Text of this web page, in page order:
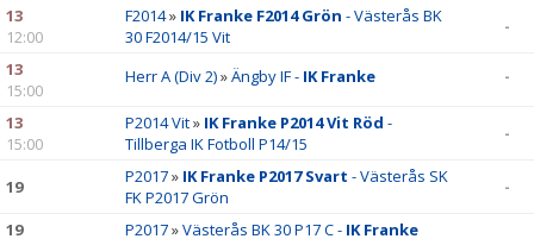
13
12:00
F2014» IK Franke F2014 Grön - Västerås BK
30 F2014/15 Vit
-
13
15:00
Herr A (Div 2)»Ängby IF - IK Franke -
13
15:00
P2014 Vit» IK Franke P2014 Vit Röd -
Tillberga IK Fotboll P14/15
-
19 P2017» IK Franke P2017 Svart - Västerås SK
FK P2017 Grön
-
19
P2017»Västerås BK 30 P17 C - IK Franke